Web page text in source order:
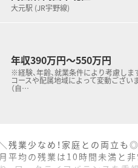
大元駅 (JR宇野線)
年収390万円～550万円
※経験、年齢、就業条件により考慮し
コースや配属地域によって変動ござい
（自…
残業少なめ！家庭との両立も
月平均の残業は10時間未満と